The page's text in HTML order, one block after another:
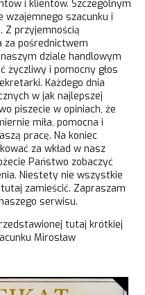
i klientów. Szczególnym
szacunku i
Z przyjemnością
za pośrednictwem
dziale handlowym
życzliwy i pomocny głos
Każdego dnia
w jak najlepszej
piszecie w opiniach, że
miła, pomocna i
pracę. Na koniec
za wkład w nasz
Państwo zobaczyć
Niestety nie wszystkie
zamieścić. Zapraszam
serwisu.
tutaj krótkiej
Mirosław